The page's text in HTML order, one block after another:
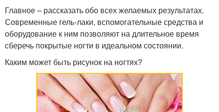
Главное – рассказать обо всех желаемых результатах.
Современные гель-лаки, вспомогательные средства и
оборудование к ним позволяют на длительное время
сберечь покрытые ногти в идеальном состоянии.
Каким может быть рисунок на ногтях?